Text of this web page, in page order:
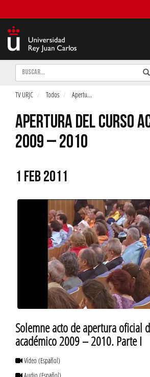
Buscar
TV URJC Todos Apertu...
APERTURA DEL CURSO
2009 – 2010
1 FEB 2011
Solemne acto de apertura oficial
académico 2009 – 2010. Parte I
Vídeo(Español)